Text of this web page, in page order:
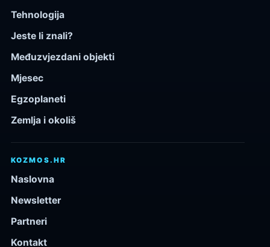
Tehnologija
Jeste li znali?
Međuzvjezdani objekti
Mjesec
Egzoplaneti
Zemlja i okoliš
KOZMOS.HR
Naslovna
Newsletter
Partneri
Kontakt